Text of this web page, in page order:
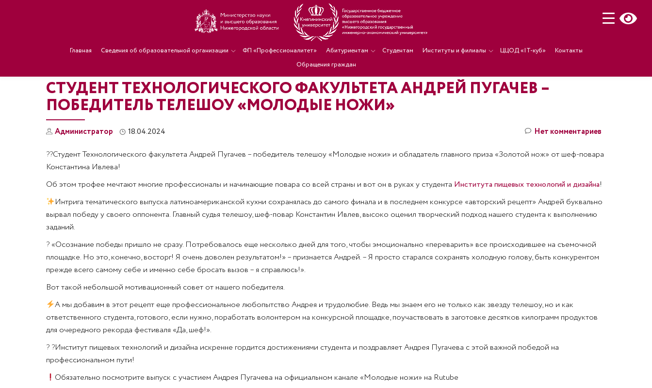
Главная Сведения об образовательной организации ФП «Профессионалитет» Абитуриентам Студентам Институты и филиалы ЦЦОД «IT-куб»
Контакты
Обращения граждан
СТУДЕНТ ТЕХНОЛОГИЧЕСКОГО ФАКУЛЬТЕТА АНДРЕЙ ПУГАЧЕВ –
ПОБЕДИТЕЛЬ ТЕЛЕШОУ «МОЛОДЫЕ НОЖИ»
Администратор 18.04.2024 Нет комментариев
??Студент Технологического факультета Андрей Пугачев – победитель телешоу «Молодые ножи» и обладатель главного приза «Золотой нож» от шеф-повара
Константина Ивлева!
Об этом трофее мечтают многие профессионалы и начинающие повара со всей страны и вот он в руках у студента Института пищевых технологий и дизайна!
Интрига тематического выпуска латиноамериканской кухни сохранялась до самого финала и в последнем конкурсе «авторский рецепт» Андрей буквально
вырвал победу у своего оппонента. Главный судья телешоу, шеф-повар Константин Ивлев, высоко оценил творческий подход нашего студента к выполнению
заданий.
?«Осознание победы пришло не сразу. Потребовалось еще несколько дней для того, чтобы эмоционально «переварить» все происходившее на съемочной
площадке. Но это, конечно, восторг! Я очень доволен результатом!» – признается Андрей. – Я просто старался сохранять холодную голову, быть конкурентом
прежде всего самому себе и именно себе бросать вызов – я справлюсь!».
Вот такой небольшой мотивационный совет от нашего победителя.
А мы добавим в этот рецепт еще профессиональное любопытство Андрея и трудолюбие. Ведь мы знаем его не только как звезду телешоу, но и как
ответственного студента, готового, если нужно, поработать волонтером на конкурсной площадке, поучаствовать в заготовке десятков килограмм продуктов
для очередного рекорда фестиваля «Да, шеф!».
? ?Институт пищевых технологий и дизайна искренне гордится достижениями студента и поздравляет Андрея Пугачева с этой важной победой на
профессиональном пути!
Обязательно посмотрите выпуск с участием Андрея Пугачева на официальном канале «Молодые ножи» на Rutube